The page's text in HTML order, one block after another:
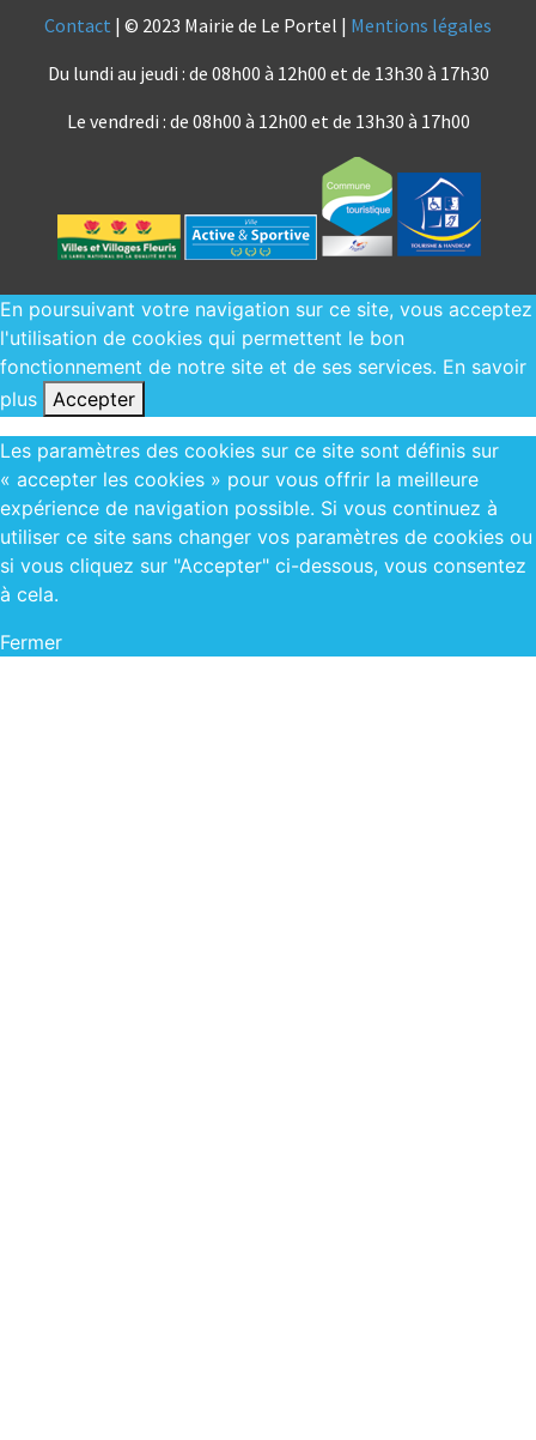
Contact | © 2023 Mairie de Le Portel | Mentions légales
Du lundi au jeudi : de 08h00 à 12h00 et de 13h30 à 17h30
Le vendredi : de 08h00 à 12h00 et de 13h30 à 17h00
En poursuivant votre navigation sur ce site, vous acceptez
l'utilisation de cookies qui permettent le bon
fonctionnement de notre site et de ses services. En savoir
plus
Accepter
Les paramètres des cookies sur ce site sont définis sur
« accepter les cookies » pour vous offrir la meilleure
expérience de navigation possible. Si vous continuez à
utiliser ce site sans changer vos paramètres de cookies ou
si vous cliquez sur "Accepter" ci-dessous, vous consentez
à cela.
Fermer